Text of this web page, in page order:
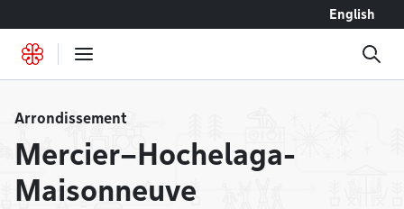
English
Arrondissement
Mercier–Hochelaga-
Maisonneuve